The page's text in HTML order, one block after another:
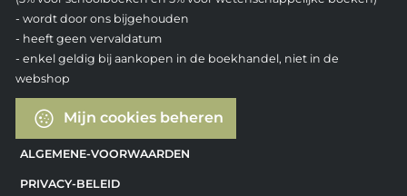
- wordt door ons bijgehouden
- heeft geen vervaldatum
- enkel geldig bij aankopen in de boekhandel, niet in de
webshop
Mijn cookies beheren
ALGEMENE-VOORWAARDEN
PRIVACY-BELEID